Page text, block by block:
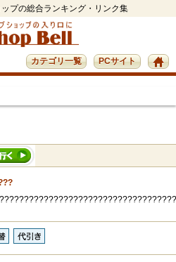
プの総合ランキング・リンク集
PCサイト
カテゴリ一覧